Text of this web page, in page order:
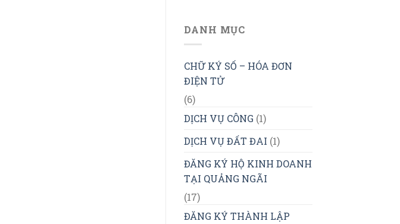
DANH MỤC
CHỮ KÝ SỐ – HÓA ĐƠN
ĐIỆN TỬ
(6)
DỊCH VỤ CÔNG (1)
DỊCH VỤ ĐẤT ĐAI (1)
ĐĂNG KÝ HỘ KINH DOANH
TẠI QUẢNG NGÃI
(17)
ĐĂNG KÝ THÀNH LẬP